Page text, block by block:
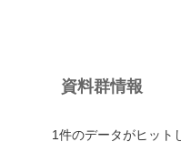
資料群情報
1件のデータがヒット